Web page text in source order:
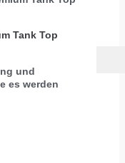
Tank Top
und
es werden